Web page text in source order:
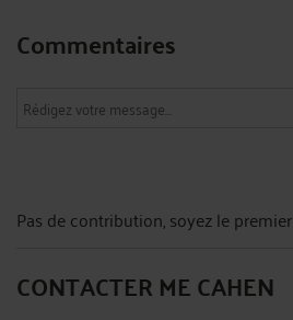
Commentaires
Pas de contribution, soyez le premier
CONTACTER ME CAHEN